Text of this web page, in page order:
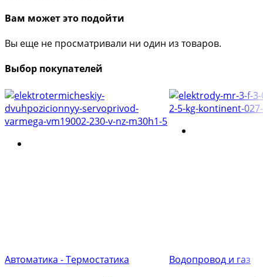
Вам может это подойти
Вы еще не просматривали ни один из товаров.
Выбор покупателей
Автоматика - Термостатика
Водопровод и газ